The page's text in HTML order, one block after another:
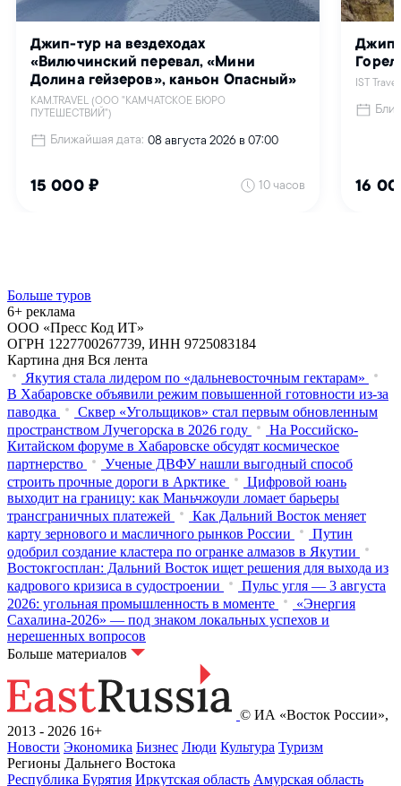
Больше туров
6+ реклама
ООО «Пресс Код ИТ»
ОГРН 1227700267739, ИНН 9725083184
Картина дня Вся лента
Якутия стала лидером по «дальневосточным гектарам»
В Хабаровске объявили режим повышенной готовности из‑за
паводка
Сквер «Угольщиков» стал первым обновленным
пространством Лучегорска в 2026 году
На Российско-
Китайском форуме в Хабаровске обсудят космическое
партнерство
Ученые ДВФУ нашли выгодный способ
строить прочные дороги в Арктике
Цифровой юань
выходит на границу: как Маньчжоули ломает барьеры
трансграничных платежей
Как Дальний Восток меняет
карту зернового и масличного рынков России
Путин
одобрил создание кластера по огранке алмазов в Якутии
Востокгосплан: Дальний Восток ищет решения для выхода из
кадрового кризиса в судостроении
Пульс угля — 3 августа
2026: угольная промышленность в моменте
«Энергия
Сахалина-2026» — под знаком локальных успехов и
нерешенных вопросов
Больше материалов
© ИА «Восток России»,
2013 - 2026 16+
Новости Экономика Бизнес Люди Культура Туризм
Регионы Дальнего Востока
Республика Бурятия Иркутская область Амурская область